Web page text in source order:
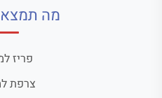
מה
פריז
צרפת